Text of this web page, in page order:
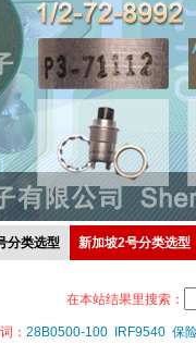
分类选型 新加坡2号分类选型
在本站结果里搜索：
： 28B0500-100 IRF9540 保